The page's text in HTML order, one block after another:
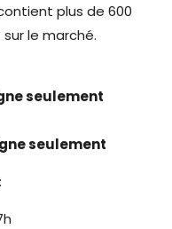
plus de 600
le marché.
seulement
seulement